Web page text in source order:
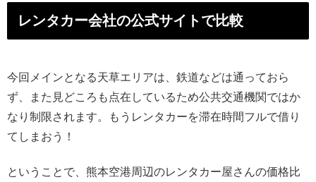
レンタカー会社の公式サイトで比較
今回メインとなる天草エリアは、鉄道などは通っておら
ず、また見どころも点在しているため公共交通機関ではか
なり制限されます。もうレンタカーを滞在時間フルで借り
てしまおう！
ということで、熊本空港周辺のレンタカー屋さんの価格比